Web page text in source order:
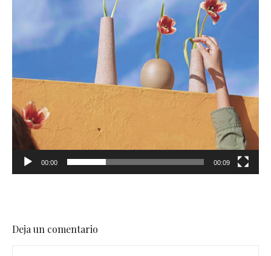
00:00 00:09
Deja un comentario